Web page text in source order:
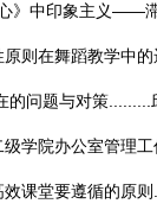
》中印象主义——滞
则在舞蹈教学中的
问题与对策.........
学院办公室管理工
课堂要遵循的原则